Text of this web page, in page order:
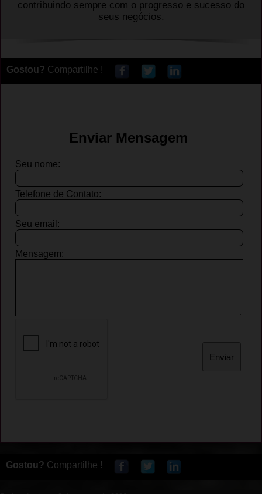
contribuindo sempre com o progresso e sucesso do
seus negócios.
Gostou? Compartilhe !
Gostou? Compartilhe !